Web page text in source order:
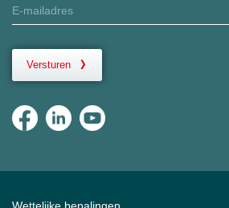
Versturen
Wettelijke bepalingen